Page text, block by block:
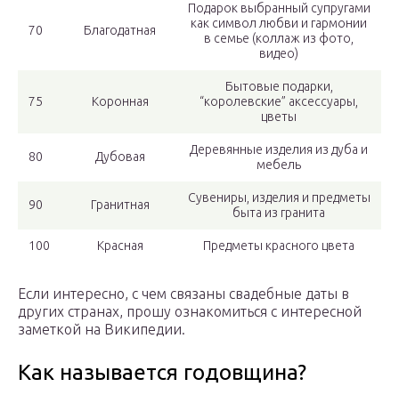
70 Благодатная
Подарок выбранный супругами
как символ любви и гармонии
в семье (коллаж из фото,
видео)
75 Коронная
Бытовые подарки,
“королевские” аксессуары,
цветы
80 Дубовая
Деревянные изделия из дуба и
мебель
90 Гранитная
Сувениры, изделия и предметы
быта из гранита
100 Красная Предметы красного цвета
Если интересно, с чем связаны свадебные даты в
других странах, прошу ознакомиться с интересной
заметкой на Википедии.
Как называется годовщина?